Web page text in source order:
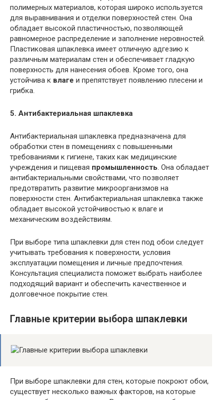
полимерных материалов, которая широко используется
для выравнивания и отделки поверхностей стен. Она
обладает высокой пластичностью, позволяющей
равномерное распределение и заполнение неровностей.
Пластиковая шпаклевка имеет отличную адгезию к
различным материалам стен и обеспечивает гладкую
поверхность для нанесения обоев. Кроме того, она
устойчива к влаге и препятствует появлению плесени и
грибка.
5. Антибактериальная шпаклевка
Антибактериальная шпаклевка предназначена для
обработки стен в помещениях с повышенными
требованиями к гигиене, таких как медицинские
учреждения и пищевая промышленность. Она обладает
антибактериальными свойствами, что позволяет
предотвратить развитие микроорганизмов на
поверхности стен. Антибактериальная шпаклевка также
обладает высокой устойчивостью к влаге и
механическим воздействиям.
При выборе типа шпаклевки для стен под обои следует
учитывать требования к поверхности, условия
эксплуатации помещения и личные предпочтения.
Консультация специалиста поможет выбрать наиболее
подходящий вариант и обеспечить качественное и
долговечное покрытие стен.
Главные критерии выбора шпаклевки
При выборе шпаклевки для стен, которые покроют обои,
существует несколько важных факторов, на которые